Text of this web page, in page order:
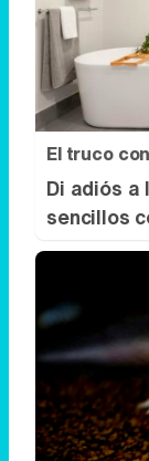
El truco
Di adiós a
sencillos